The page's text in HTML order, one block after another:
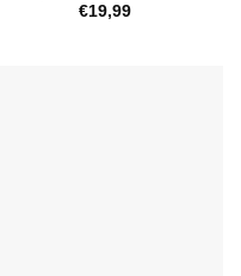
€19,99